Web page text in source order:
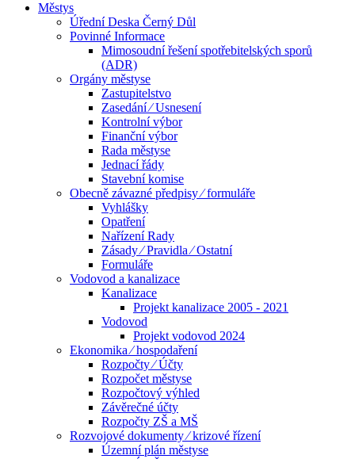
Městys
Úřední Deska Černý Důl
Povinné Informace
Mimosoudní řešení spotřebitelských sporů
(ADR)
Orgány městyse
Zastupitelstvo
Zasedání ⁄ Usnesení
Kontrolní výbor
Finanční výbor
Rada městyse
Jednací řády
Stavební komise
Obecně závazné předpisy ⁄ formuláře
Vyhlášky
Opatření
Nařízení Rady
Zásady ⁄ Pravidla ⁄ Ostatní
Formuláře
Vodovod a kanalizace
Kanalizace
Projekt kanalizace 2005 - 2021
Vodovod
Projekt vodovod 2024
Ekonomika ⁄ hospodaření
Rozpočty ⁄ Účty
Rozpočet městyse
Rozpočtový výhled
Závěrečné účty
Rozpočty ZŠ a MŠ
Rozvojové dokumenty ⁄ krizové řízení
Územní plán městyse